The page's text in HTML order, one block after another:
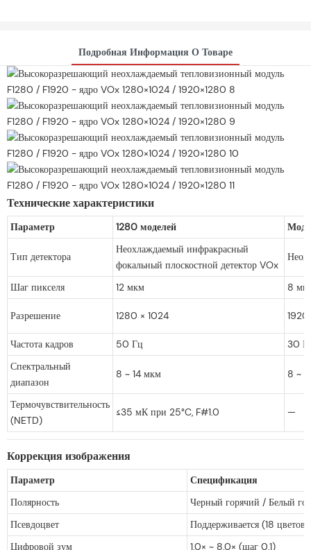
Подробная Информация О Товаре
Технические характеристики
Параметр 1280 моделей
Тип детектора
Неохлаждаемый инфракрасный
фокальный плоскостной детектор VOx
Шаг пикселя 12 мкм 8
Разрешение 1280 × 1024
Частота кадров 50 Гц
30
Спектральный
диапазон
8 ~ 14 мкм 8 ~
Термочувствительность
(NETD)
≤35 мК при 25°C, F#1.0 —
Коррекция изображения
Параметр
Спецификация
Полярность
Черный горячий / Белый
Псевдоцвет
Поддерживается (18
Цифровой зум
1,0× ~ 8,0× (шаг 0,1)